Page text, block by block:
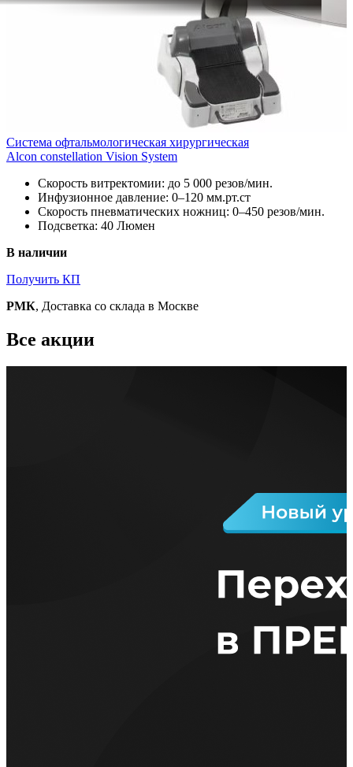
Cистема офтальмологическая хирургическая
Alcon constellation Vision System
Скорость витректомии: до 5 000 резов/мин.
Инфузионное давление: 0–120 мм.рт.ст
Скорость пневматических ножниц: 0–450 резов/мин.
Подсветка: 40 Люмен
В наличии
Получить КП
РМК, Доставка со склада в Москве
Все акции